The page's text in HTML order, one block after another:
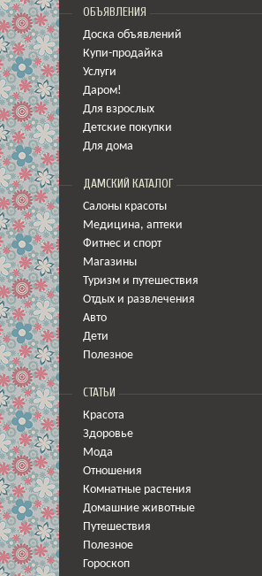
ОБЪЯВЛЕНИЯ
Доска объявлений
Купи-продайка
Услуги
Даром!
Для взрослых
Детские покупки
Для дома
ДАМСКИЙ КАТАЛОГ
Салоны красоты
Медицина, аптеки
Фитнес и спорт
Магазины
Туризм и путешествия
Отдых и развлечения
Авто
Дети
Полезное
СТАТЬИ
Красота
Здоровье
Мода
Отношения
Комнатные растения
Домашние животные
Путешествия
Полезное
Гороскоп